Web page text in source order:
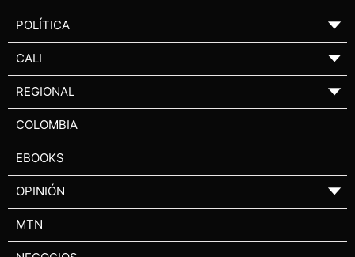
POLÍTICA ▼
CALI ▼
REGIONAL ▼
COLOMBIA
EBOOKS
OPINIÓN ▼
MTN